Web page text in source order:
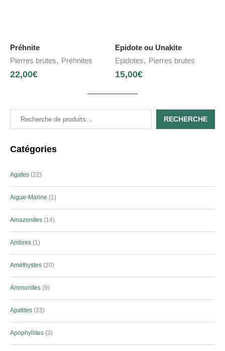
Préhnite
Pierres brutes, Préhnites
22,00€
Epidote ou Unakite
Epidotes, Pierres brutes
15,00€
RECHERCHE
Catégories
Agates 22
Aigue-Marine 1
Amazonites 14
Ambres 1
Améthystes 20
Ammonites 9
Apatites 23
Apophyllites 3